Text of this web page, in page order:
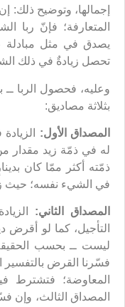
إجمالها، وتوضيح ذلك:
المتعارفة؛ فإنّ ربا
يصدق في مثل مبادلة
تحصل زيادةٌ في ذلك
وعليه، فحصول الربا
بثلاثة مصاديق:
المصداق الأول:
له في ذمّة زيد مقدار
ذمّته أكثر ممّا كان
في الشيء نفسه؛ حيث
المصداق الثاني:
التأجيل، كما لو أقرض
ليست ــ بحسب
فسّرنا القرض بالتفسير
المعاوضة؛ فتشترط
المصداق الثالث، وإن